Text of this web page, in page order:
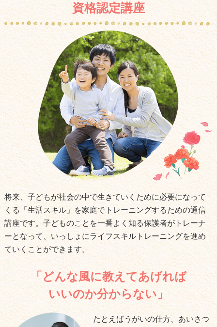
資格認定講座
将来、子どもが社会の中で生きていくために必要になって
くる「生活スキル」を家庭でトレーニングするための通信
講座です。子どものことを一番よく知る保護者がトレーナ
ーとなって、いっしょにライフスキルトレーニングを進め
ていくことができます。
「どんな風に教えてあげれば
いいのか分からない」
たとえばうがいの仕方、あいさつ